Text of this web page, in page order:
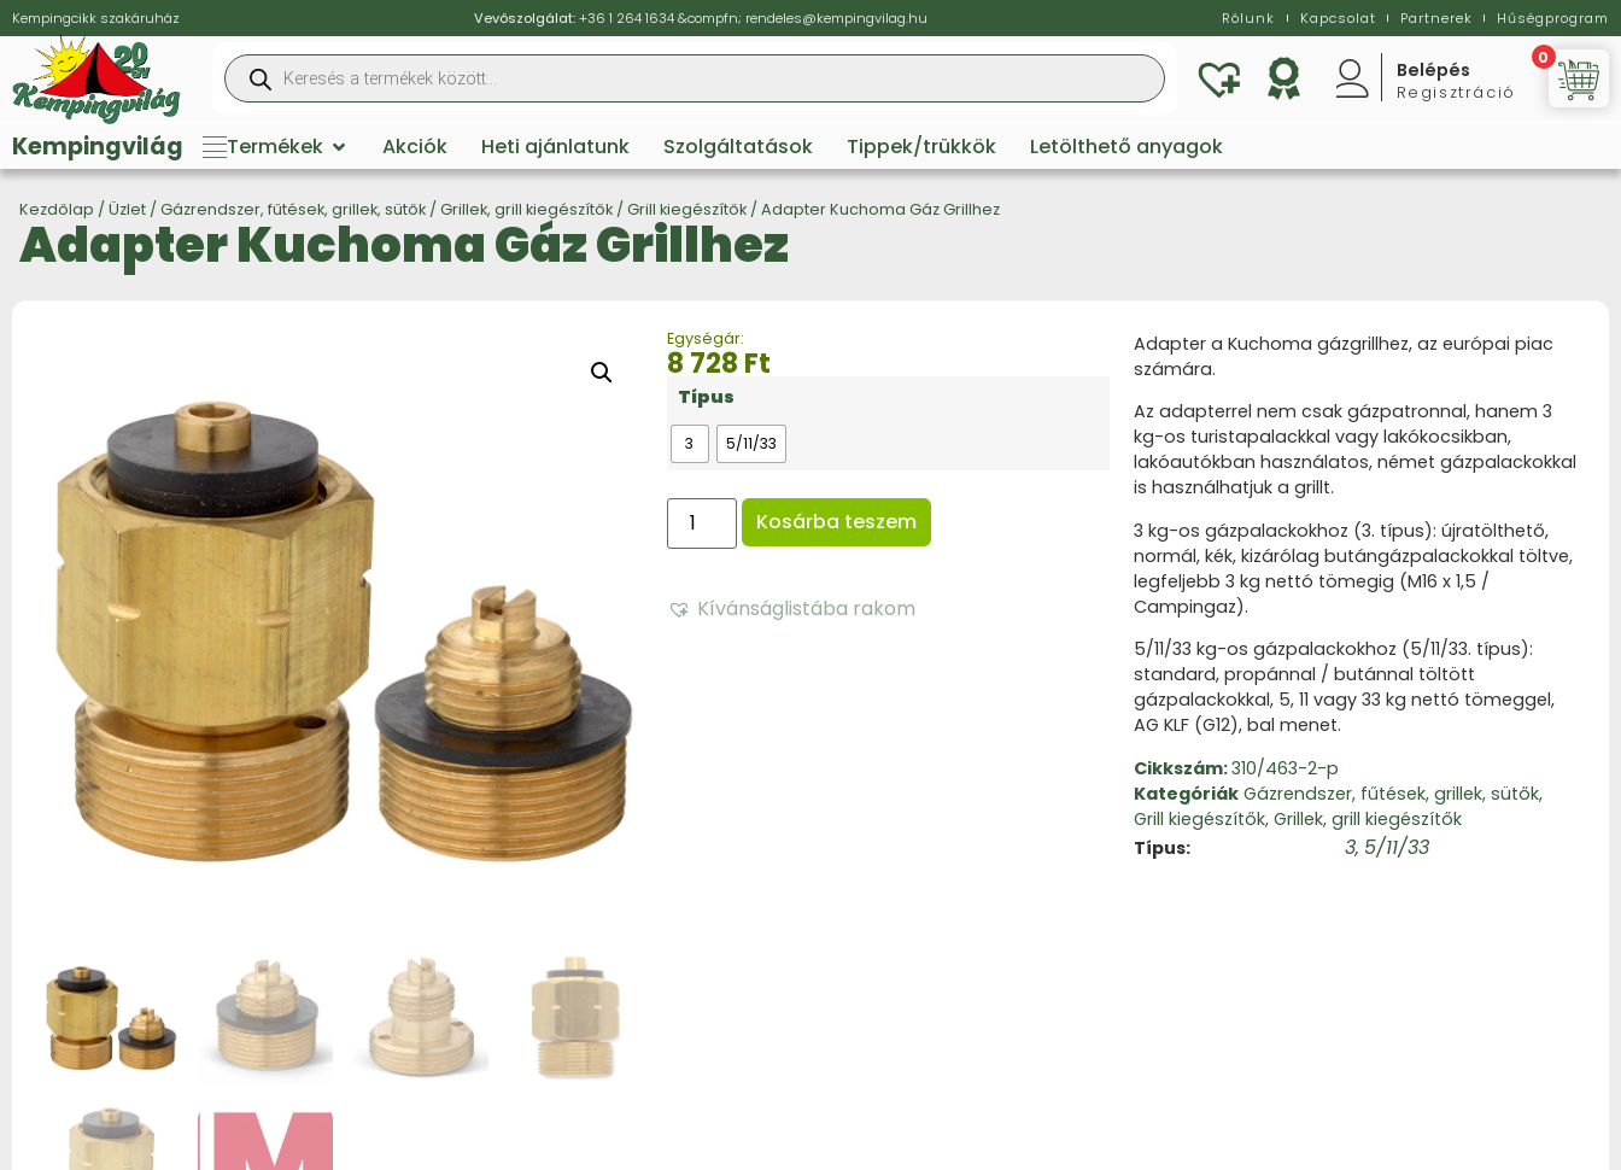
Kempingcikk szakáruház Vevőszolgálat: +36 1 264 1634&compfn; rendeles@kempingvilag.hu Rólunk Kapcsolat Partnerek Hűségprogram
Belépés
Regisztráció
0
Kempingvilág Termékek Akciók Heti ajánlatunk Szolgáltatások Tippek/trükkök Letölthető anyagok
Kezdőlap / Üzlet / Gázrendszer, fűtések, grillek, sütők / Grillek, grill kiegészítők / Grill kiegészítők / Adapter Kuchoma Gáz Grillhez
Adapter Kuchoma Gáz Grillhez
Egységár:
8 728 Ft
Típus
3 5/11/33
Kosárba teszem
Kívánságlistába rakom
Adapter a Kuchoma gázgrillhez, az európai piac
számára.
Az adapterrel nem csak gázpatronnal, hanem 3
kg-os turistapalackkal vagy lakókocsikban,
lakóautókban használatos, német gázpalackokkal
is használhatjuk a grillt.
3 kg-os gázpalackokhoz (3. típus): újratölthető,
normál, kék, kizárólag butángázpalackokkal töltve,
legfeljebb 3 kg nettó tömegig (M16 x 1,5 /
Campingaz).
5/11/33 kg-os gázpalackokhoz (5/11/33. típus):
standard, propánnal / butánnal töltött
gázpalackokkal, 5, 11 vagy 33 kg nettó tömeggel,
AG KLF (G12), bal menet.
Cikkszám:310/463-2-p
Kategóriák Gázrendszer, fűtések, grillek, sütők,
Grill kiegészítők,Grillek, grill kiegészítők
Típus
3, 5/11/33